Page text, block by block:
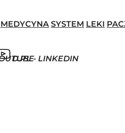
MEDYCYNA SYSTEM LEKI
- LINKEDIN